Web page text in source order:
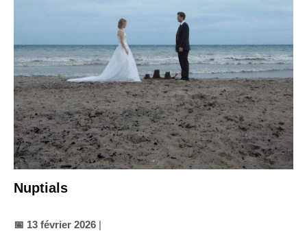
Nuptials
📅 13 février 2026 |